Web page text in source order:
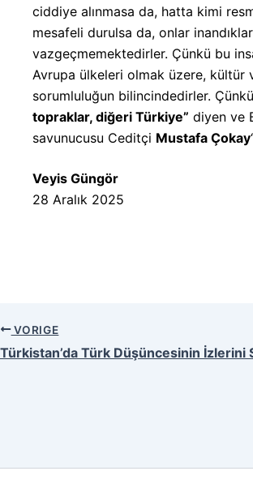
ciddiye alınmasa da, hatta kimi
mesafeli durulsa da, onlar
vazgeçmemektedirler. Çünkü bu
Avrupa ülkeleri olmak üzere, kültür
sorumluluğun bilincindedirler.
topraklar, diğeri Türkiye” diyen ve
savunucusu Ceditçi Mustafa Çokay
Veyis Güngör
28 Aralık 2025
VORIGE
Türkistan’da Türk Düşüncesinin İzlerini